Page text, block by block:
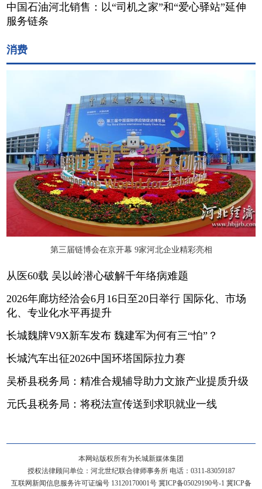
中国石油河北销售：以“司机之家”和“爱心驿站”延伸
服务链条
消费
第三届链博会在京开幕 9家河北企业精彩亮相
从医60载 吴以岭潜心破解千年络病难题
2026年廊坊经洽会6月16日至20日举行 国际化、市场
化、专业化水平再提升
长城魏牌V9X新车发布 魏建军为何有三“怕”？
长城汽车出征2026中国环塔国际拉力赛
吴桥县税务局：精准合规辅导助力文旅产业提质升级
元氏县税务局：将税法宣传送到求职就业一线
本网站版权所有为长城新媒体集团
授权法律顾问单位：河北世纪联合律师事务所 电话：0311-83059187
互联网新闻信息服务许可证编号 13120170001号 冀ICP备05029190号-1 冀ICP备